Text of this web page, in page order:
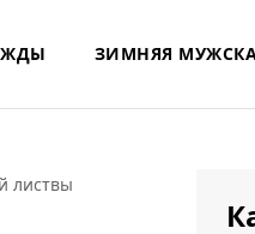
ЗИМНЯЯ
листвы